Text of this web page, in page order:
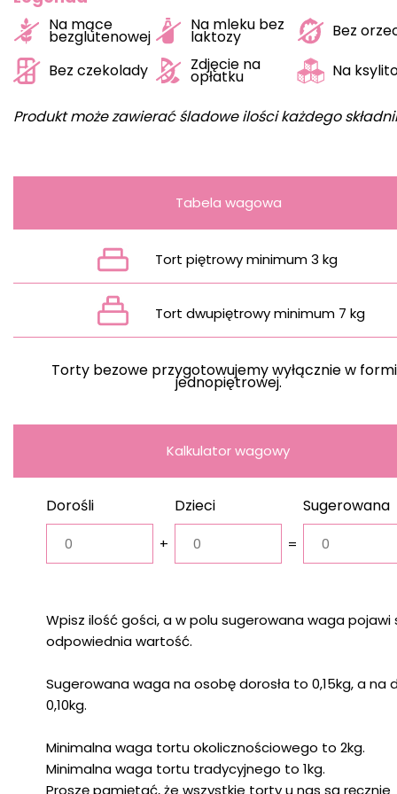
Na mące
bezglutenowej
Na mleku bez
laktozy
Bez
Bez czekolady
Zdjęcie na
opłatku Na
Produkt może zawierać śladowe ilości każdego
Tabela wagowa
Tort piętrowy minimum 3 kg
Tort dwupiętrowy minimum 7 kg
Torty bezowe przygotowujemy wyłącznie w
jednopiętrowej.
Kalkulator wagowy
Dorośli
+
Dzieci
=
Sugerowana
waga
Wpisz ilość gości, a w polu sugerowana waga pojawi
odpowiednia wartość.
Sugerowana waga na osobę dorosła to 0,15kg, a na
0,10kg.
Minimalna waga tortu okolicznościowego to 2kg.
Minimalna waga tortu tradycyjnego to 1kg.